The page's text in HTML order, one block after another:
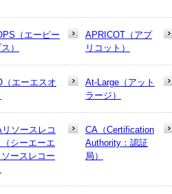
（エーピー
）
APRICOT（アプ
リコット）
（エーエスオ
At-Large（アット
ラージ）
ソースレコ
シーエーエ
ースレコー
CA（Certification
Authority：認証
局）